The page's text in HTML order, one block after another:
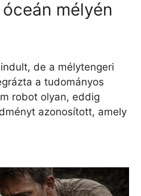
mélyén
de a mélytengeri
a tudományos
robot olyan, eddig
azonosított, amely